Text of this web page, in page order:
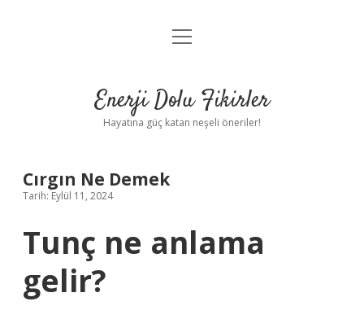
Anasayfa
Yasal Uyarı
menüyü
Enerji Dolu Fikirler
Hayatına güç katan neşeli öneriler!
Cırgın Ne Demek
Tarih: Eylül 11, 2024
Tunç ne anlama
gelir?